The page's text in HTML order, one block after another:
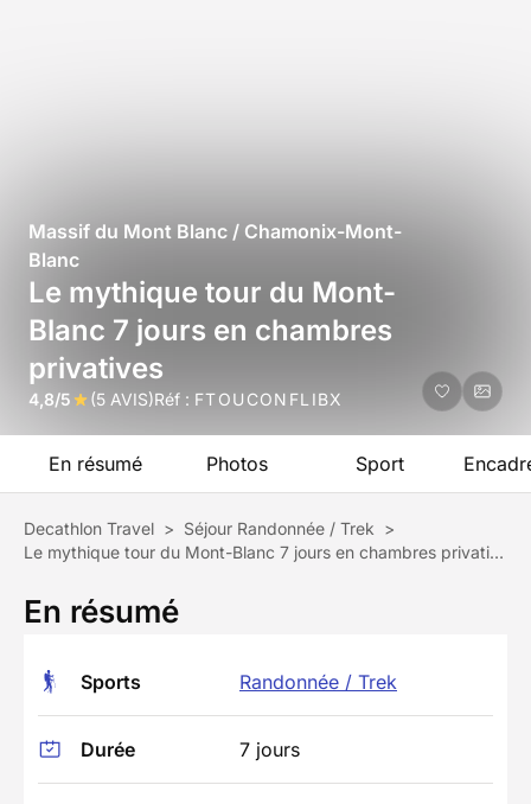
Massif du Mont Blanc / Chamonix-Mont-
Blanc
Le mythique tour du Mont-
Blanc 7 jours en chambres
privatives
4,8/5 (5 AVIS)Réf : FTOUCONFLIBX
En résumé Photos Sport
Decathlon Travel > Séjour Randonnée / Trek >
Le mythique tour du Mont-Blanc 7 jours en chambres privatives
En résumé
Sports Randonnée / Trek
Durée 7 jours